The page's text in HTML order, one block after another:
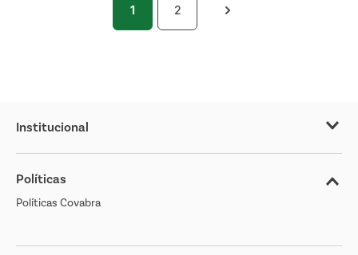
1 2
Institucional
Sobre o Covabra
Nossas Lojas
Cliente Bem Estar
Políticas
Políticas Covabra